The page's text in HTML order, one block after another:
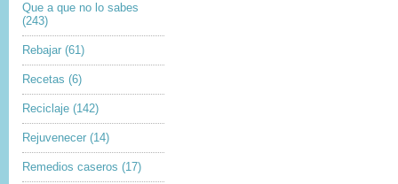
Que a que no lo sabes
(243)
Rebajar (61)
Recetas (6)
Reciclaje (142)
Rejuvenecer (14)
Remedios caseros (17)